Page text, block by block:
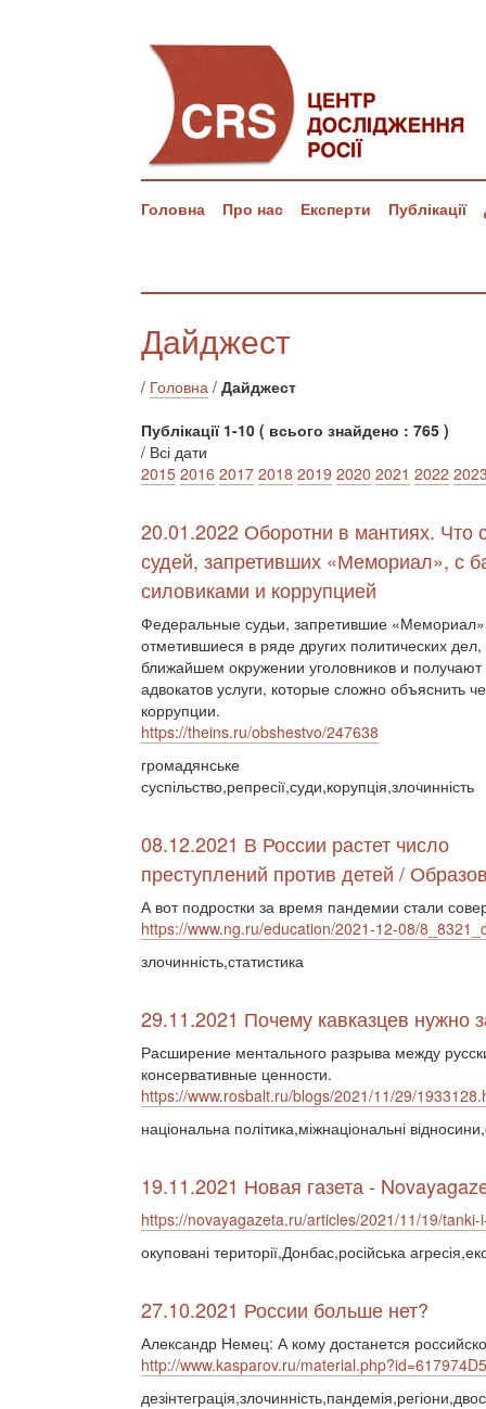
Головна Про нас Експерти Публікації
Дайджест
/ Головна / Дайджест
Публікації 1-10 ( всього знайдено : 765 )
/ Всі дати
2015 2016 2017 2018 2019 2020 2021 2022
20.01.2022 Оборотни в мантиях. Что
судей, запретивших «Мемориал», с
силовиками и коррупцией
Федеральные судьи, запретившие
отметившиеся в ряде других политических
ближайшем окружении уголовников и получают
адвокатов услуги, которые сложно объяснить
коррупции.
https://theins.ru/obshestvo/247638
громадянське
суспільство,репресії,суди,корупція,злочинність
08.12.2021 В России растет число
преступлений против детей /
А вот подростки за время пандемии стали
https://www.ng.ru/education/2021-12-08/
злочинність,статистика
29.11.2021 Почему кавказцев
Расширение ментального разрыва между
консервативные ценности.
https://www.rosbalt.ru/blogs/2021/11/29/
національна політика,міжнаціональні
19.11.2021 Новая газета -
https://novayagazeta.ru/articles/2021/11/19/tanki-
окуповані території,Донбас,російська
27.10.2021 России больше нет?
Александр Немец: А кому достанется
http://www.kasparov.ru/